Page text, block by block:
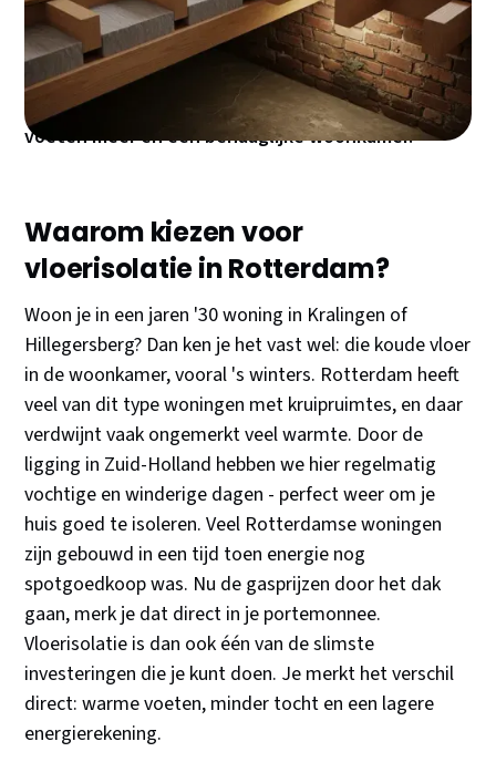
verdien je het binnen 5-6 jaar terug, en met de
ISDE-subsidie krijg je nog eens €500-700 retour.
Vooral in de typische Rotterdamse jaren '30
woningen merk je het verschil direct: geen koude
voeten meer en een behaaglijke woonkamer.
Waarom kiezen voor
vloerisolatie in Rotterdam?
Woon je in een jaren '30 woning in Kralingen of
Hillegersberg? Dan ken je het vast wel: die koude vloer
in de woonkamer, vooral 's winters. Rotterdam heeft
veel van dit type woningen met kruipruimtes, en daar
verdwijnt vaak ongemerkt veel warmte. Door de
ligging in Zuid-Holland hebben we hier regelmatig
vochtige en winderige dagen - perfect weer om je
huis goed te isoleren. Veel Rotterdamse woningen
zijn gebouwd in een tijd toen energie nog
spotgoedkoop was. Nu de gasprijzen door het dak
gaan, merk je dat direct in je portemonnee.
Vloerisolatie is dan ook één van de slimste
investeringen die je kunt doen. Je merkt het verschil
direct: warme voeten, minder tocht en een lagere
energierekening.